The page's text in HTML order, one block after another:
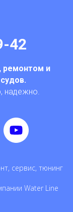
42
ремонтом и
надежно.
сервис, тюнинг
Water Line